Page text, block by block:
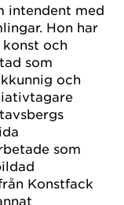
intendent med
Hon har
och
som
och
som
Konstfack